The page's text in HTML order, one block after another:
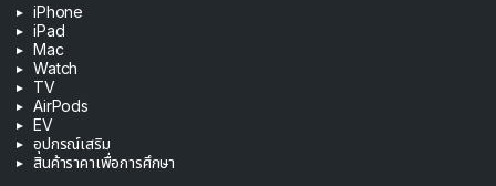
iPhone
iPad
Mac
Watch
TV
AirPods
EV
อุปกรณ์เสริม
สินค้าราคาเพื่อการศึกษา